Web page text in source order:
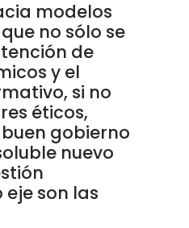
modelos
no sólo se
de
y el
si no
éticos,
gobierno
nuevo
son las